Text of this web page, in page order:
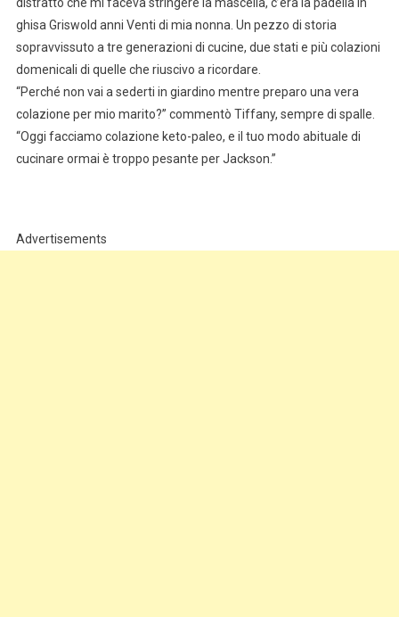
ghisa Griswold anni Venti di mia nonna. Un pezzo di storia
sopravvissuto a tre generazioni di cucine, due stati e più colazioni
domenicali di quelle che riuscivo a ricordare.
“Perché non vai a sederti in giardino mentre preparo una vera
colazione per mio marito?” commentò Tiffany, sempre di spalle.
“Oggi facciamo colazione keto-paleo, e il tuo modo abituale di
cucinare ormai è troppo pesante per Jackson.”
Advertisements